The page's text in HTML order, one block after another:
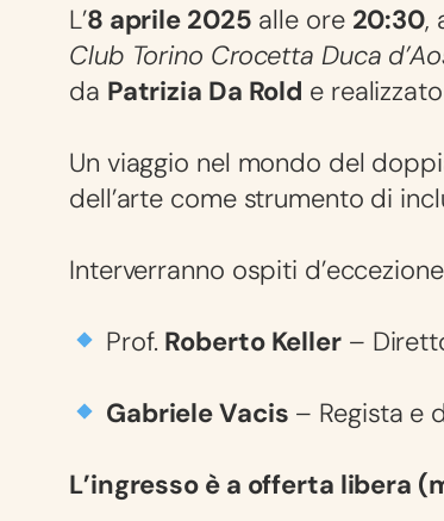
L’8 aprile 2025 alle ore 20:30,
Club Torino Crocetta Duca
da Patrizia Da Rold e
Un viaggio nel mondo del
dell’arte come strumento di
Interverranno ospiti
Prof. Roberto Keller–
Gabriele Vacis – Regista e
L’ingresso è a offerta libera